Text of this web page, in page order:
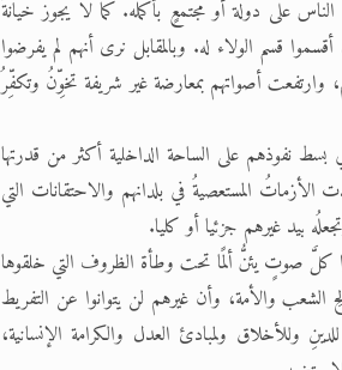
على دولة أو مجتمعٍ بأكمله. كما لا يجوز خيانةُ
قسم الولاء له. وبالمقابل نرى أنهم لم يفرضوا
وارتفعت أصواتهم بمعارضة غير شريفة تخوِّنُ وتكفِّرُ
بسط نفوذهم على الساحة الداخلية أكثر من قدرتها
المستعصيةُ في بلدانهم والاحتقانات التي
بيد غيرهم جزئيا أو كليا.
كلَّ صوتٍ يئنُّ ألمًا تحت وطأة الظروف التي خلقوها
الشعب والأمة، وأن غيرهم لن يتوانوا عن التفريط
وللأخلاق ولمبادئ العدل والكرامة الإنسانية،